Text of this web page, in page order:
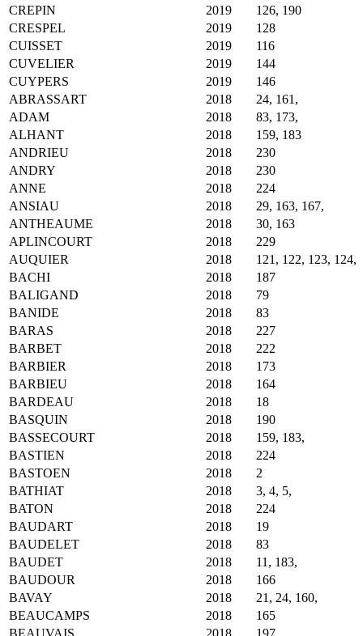
CREPIN
2019
126, 190
CRESPEL
2019
128
CUISSET
2019
116
CUVELIER
2019
144
CUYPERS
2019
146
ABRASSART
2018
24, 161,
ADAM
2018
83, 173,
ALHANT
2018
159, 183
ANDRIEU
2018
230
ANDRY
2018
230
ANNE
2018
224
ANSIAU
2018
29, 163, 167,
ANTHEAUME
2018
30, 163
APLINCOURT
2018
229
AUQUIER
2018
121, 122, 123, 124,
BACHI
2018
187
BALIGAND
2018
79
BANIDE
2018
83
BARAS
2018
227
BARBET
2018
222
BARBIER
2018
173
BARBIEU
2018
164
BARDEAU
2018
18
BASQUIN
2018
190
BASSECOURT
2018
159, 183,
BASTIEN
2018
224
BASTOEN
2018
2
BATHIAT
2018
3, 4, 5,
BATON
2018
224
BAUDART
2018
19
BAUDELET
2018
83
BAUDET
2018
11, 183,
BAUDOUR
2018
166
BAVAY
2018
21, 24, 160,
BEAUCAMPS
2018
165
BEAUVAIS
2018 197